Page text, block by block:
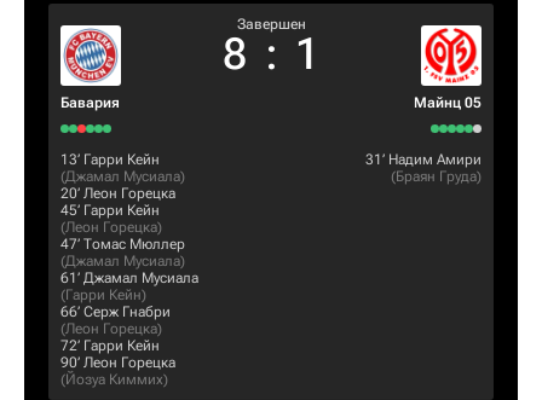
Бавария
Завершен
8 : 1
Майнц 05
13‎’‎ Гарри Кейн
(Джамал Мусиала)
20‎’‎ Леон Горецка
45‎’‎ Гарри Кейн
(Леон Горецка)
47‎’‎ Томас Мюллер
(Джамал Мусиала)
61‎’‎ Джамал Мусиала
(Гарри Кейн)
66‎’‎ Серж Гнабри
(Леон Горецка)
72‎’‎ Гарри Кейн
90‎’‎ Леон Горецка
(Йозуа Киммих)
31‎’‎ Надим Амири
(Браян Груда)